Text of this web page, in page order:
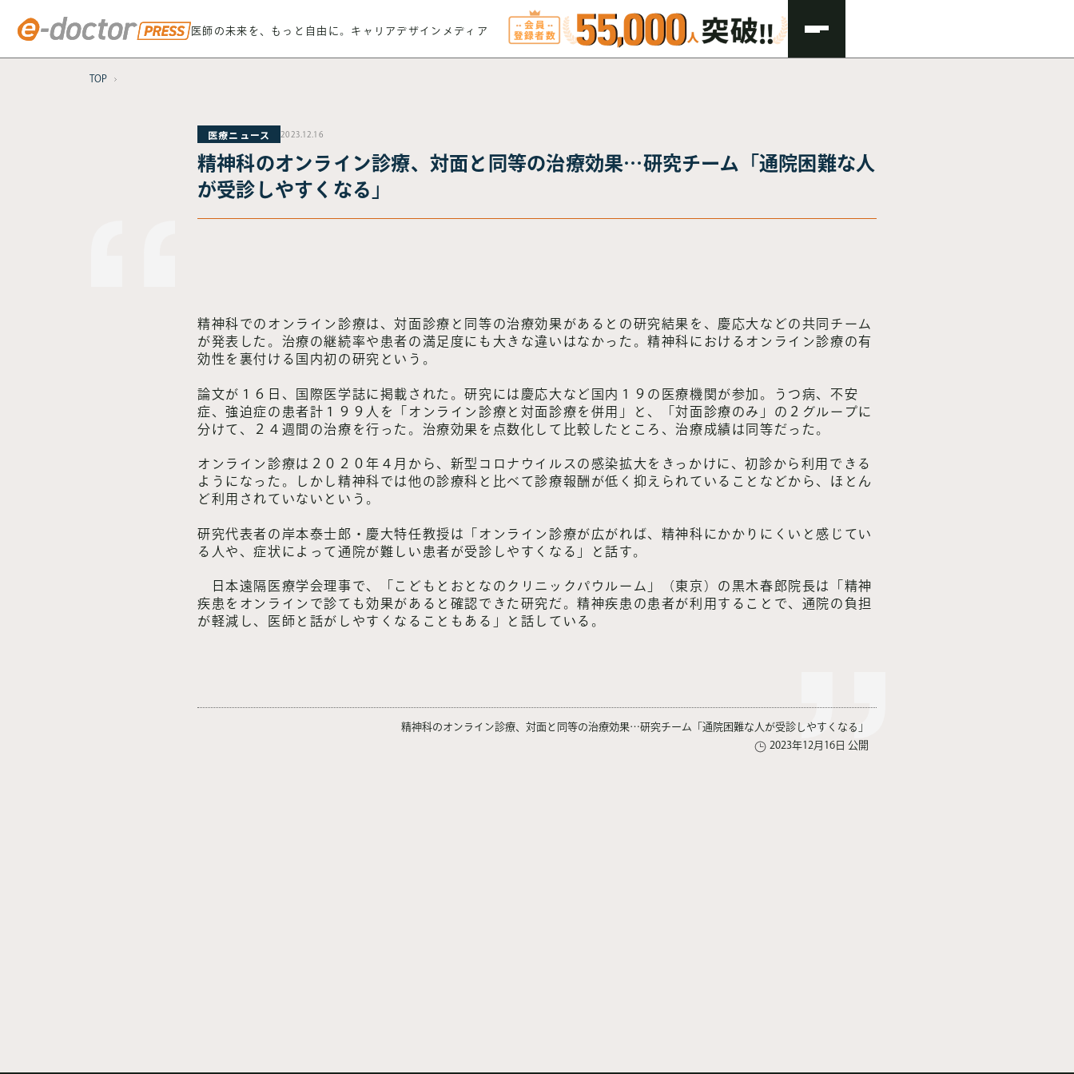
医師の未来を、もっと自由に。 キャリアデザインメディア
TOP
医療ニュース 2023.12.16
精神科のオンライン診療、対面と同等の治療効果…研究チーム「通院困難な人
が受診しやすくなる」
精神科でのオンライン診療は、対面診療と同等の治療効果があるとの研究結果を、慶応大などの共同チーム
が発表した。治療の継続率や患者の満足度にも大きな違いはなかった。精神科におけるオンライン診療の有
効性を裏付ける国内初の研究という。
論文が１６日、国際医学誌に掲載された。研究には慶応大など国内１９の医療機関が参加。うつ病、不安
症、強迫症の患者計１９９人を「オンライン診療と対面診療を併用」と、「対面診療のみ」の２グループに
分けて、２４週間の治療を行った。治療効果を点数化して比較したところ、治療成績は同等だった。
オンライン診療は２０２０年４月から、新型コロナウイルスの感染拡大をきっかけに、初診から利用できる
ようになった。しかし精神科では他の診療科と比べて診療報酬が低く抑えられていることなどから、ほとん
ど利用されていないという。
研究代表者の岸本泰士郎・慶大特任教授は「オンライン診療が広がれば、精神科にかかりにくいと感じてい
る人や、症状によって通院が難しい患者が受診しやすくなる」と話す。
日本遠隔医療学会理事で、「こどもとおとなのクリニックパウルーム」（東京）の黒木春郎院長は「精神
疾患をオンラインで診ても効果があると確認できた研究だ。精神疾患の患者が利用することで、通院の負担
が軽減し、医師と話がしやすくなることもある」と話している。
精神科のオンライン診療、対面と同等の治療効果…研究チーム「通院困難な人が受診しやすくなる」
2023年12月16日 公開